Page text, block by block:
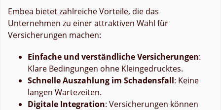
Embea bietet zahlreiche Vorteile, die das
Unternehmen zu einer attraktiven Wahl für
Versicherungen machen:
Einfache und verständliche Versicherungen:
Klare Bedingungen ohne Kleingedrucktes.
Schnelle Auszahlung im Schadensfall: Keine
langen Wartezeiten.
Digitale Integration: Versicherungen können